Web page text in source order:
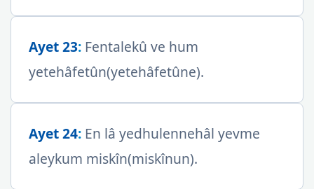
Ayet 23: Fentalekû ve hum
yetehâfetûn(yetehâfetûne).
Ayet 24: En lâ yedhulennehâl yevme
aleykum miskîn(miskînun).